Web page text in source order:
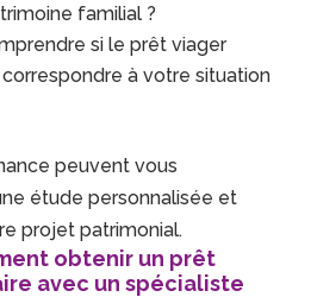
familial ?
si le prêt viager
à votre situation
peuvent vous
étude personnalisée et
projet patrimonial.
obtenir un prêt
avec un spécialiste